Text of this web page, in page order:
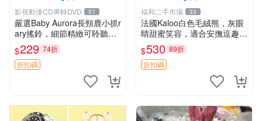
影視動漫CD專輯DVD 57
嚴選Baby Aurora長頸鹿小抓r
ary搖鈴，細節精緻可聆聽清
脆鈴音 軟萌可愛 定制紀念 金
屬搖鈴 新手媽咪推薦 長頸鹿
抓rary 搖鈴
$229 74折
折扣碼
福和二手市場 33
法國Kaloo白色毛絨熊，灰眼
睛甜蜜笑容，適合安撫逗趣可
愛，柔軟面料手感佳。14 白
色安撫熊 毛絨玩具 寶寶逗樂
具
$530 89折
折扣碼